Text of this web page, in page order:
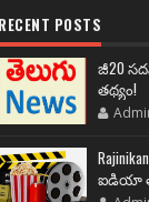
RECENT POSTS
జీ20
తథ్యం!
ఐడియా